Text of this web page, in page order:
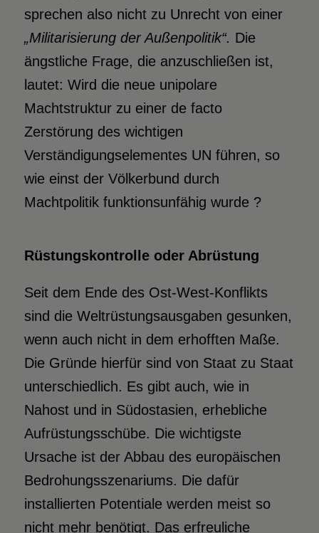
sprechen also nicht zu Unrecht von einer
„Militarisierung der Außenpolitik“. Die
ängstliche Frage, die anzuschließen ist,
lautet: Wird die neue unipolare
Machtstruktur zu einer de facto
Zerstörung des wichtigen
Verständigungselementes UN führen, so
wie einst der Völkerbund durch
Machtpolitik funktionsunfähig wurde ?
Rüstungskontrolle oder Abrüstung
Seit dem Ende des Ost-West-Konflikts
sind die Weltrüstungsausgaben gesunken,
wenn auch nicht in dem erhofften Maße.
Die Gründe hierfür sind von Staat zu Staat
unterschiedlich. Es gibt auch, wie in
Nahost und in Südostasien, erhebliche
Aufrüstungsschübe. Die wichtigste
Ursache ist der Abbau des europäischen
Bedrohungsszenariums. Die dafür
installierten Potentiale werden meist so
nicht mehr benötigt. Das erfreuliche